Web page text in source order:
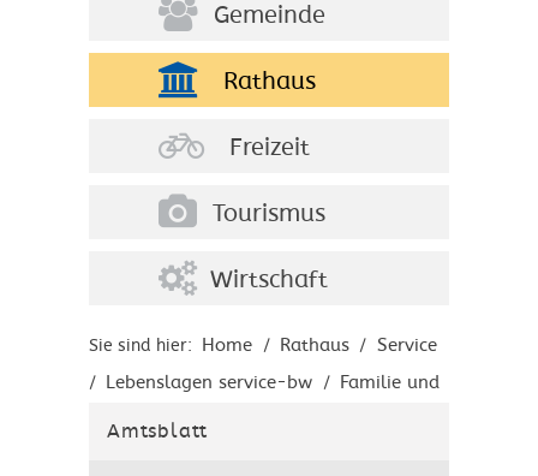
Gemeinde
Rathaus
Freizeit
Tourismus
Wirtschaft
Sie sind hier: Home / Rathaus / Service
/ Lebenslagen service-bw / Familie und
/ Kinderbetreuung
Amtsblatt